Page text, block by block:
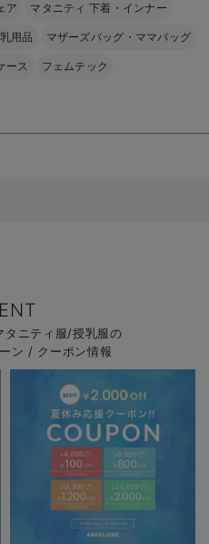
ア マタニティ 下着・インナー
用品 マザーズバッグ・ママバッグ
ース フェムテック
タニティ服/授乳服の
ン / クーポン情報